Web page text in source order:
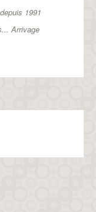
1991
Arrivage